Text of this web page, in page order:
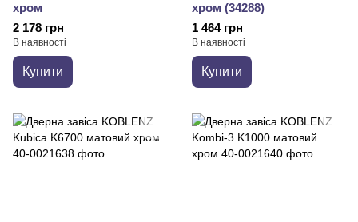
хром
2 178 грн
В наявності
Купити
хром (34288)
1 464 грн
В наявності
Купити